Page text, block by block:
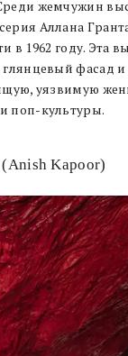
жемчужин
Аллана
в 1962 году. Эта
фасад и
уязвимую
поп-культуры.
Kapoor)